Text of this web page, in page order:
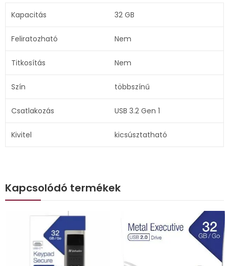
Kapacitás 32 GB
Feliratozható Nem
Titkosítás Nem
Szín többszínű
Csatlakozás USB 3.2 Gen 1
Kivitel kicsúsztatható
Kapcsolódó termékek